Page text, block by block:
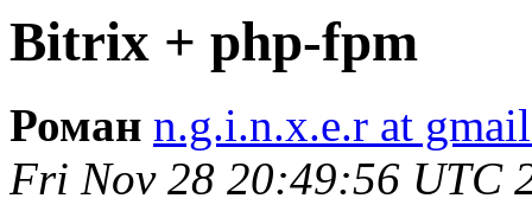
Bitrix + php-fpm
Роман n.g.i.n.x.e.r at
Fri Nov 28 20:49:56 UTC